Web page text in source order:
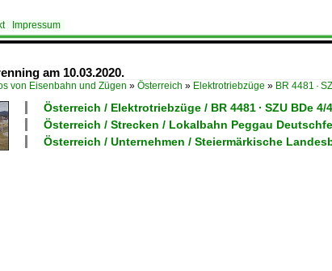
Impressum
am 10.03.2020.
von Eisenbahn und Zügen » Österreich » Elektrotriebzüge » BR 4481 ·
Österreich / Elektrotriebzüge / BR 4481 · SZU BDe
Österreich / Strecken / Lokalbahn Peggau
Österreich / Unternehmen / Steiermärkische